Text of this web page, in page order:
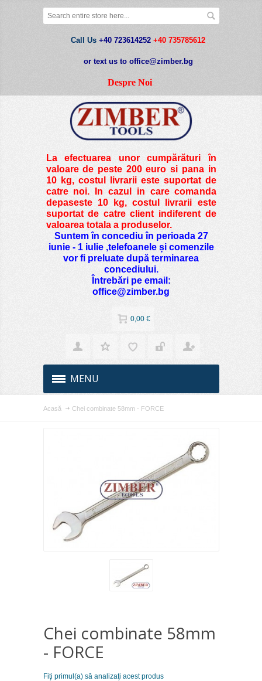
Call Us +40 723614252 +40 735785612
or text us to office@zimber.bg
Despre Noi
La efectuarea unor cumpărături în
valoare de peste200 euro si pana in
10 kg, costul livrarii este suportat de
catre noi. In cazul in care comanda
depaseste 10 kg, costul livrarii este
suportat de catre client indiferent de
valoarea totala a produselor.
Suntem în concediu în perioada 27
iunie - 1 iulie ,telefoanele și comenzile
vor fi preluate după terminarea
concediului.
Întrebări pe email:
office@zimber.bg
0,00 €
MENU
Acasă Chei combinate 58mm - FORCE
Chei combinate 58mm
- FORCE
Fiţi primul(a) să analizaţi acest produs